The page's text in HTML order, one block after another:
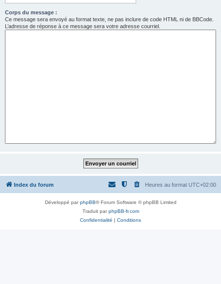
Corps du message :
Ce message sera envoyé au format texte, ne pas inclure de code HTML ni de BBCode.
L’adresse de réponse à ce message sera votre adresse courriel.
Index du forum Heures au format UTC+02:00
Développé parphpBB® Forum Software © phpBB Limited
Traduit parphpBB-fr.com
Confidentialité | Conditions